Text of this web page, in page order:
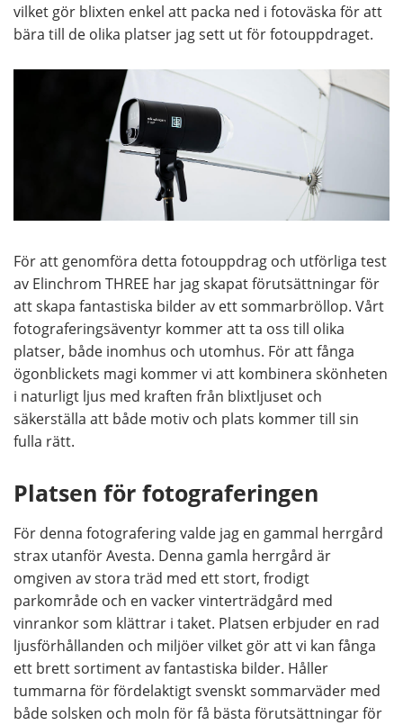
vilket gör blixten enkel att packa ned i fotoväska för att
bära till de olika platser jag sett ut för fotouppdraget.
För att genomföra detta fotouppdrag och utförliga test
av Elinchrom THREE har jag skapat förutsättningar för
att skapa fantastiska bilder av ett sommarbröllop. Vårt
fotograferingsäventyr kommer att ta oss till olika
platser, både inomhus och utomhus. För att fånga
ögonblickets magi kommer vi att kombinera skönheten
i naturligt ljus med kraften från blixtljuset och
säkerställa att både motiv och plats kommer till sin
fulla rätt.
Platsen för fotograferingen
För denna fotografering valde jag en gammal herrgård
strax utanför Avesta. Denna gamla herrgård är
omgiven av stora träd med ett stort, frodigt
parkområde och en vacker vinterträdgård med
vinrankor som klättrar i taket. Platsen erbjuder en rad
ljusförhållanden och miljöer vilket gör att vi kan fånga
ett brett sortiment av fantastiska bilder. Håller
tummarna för fördelaktigt svenskt sommarväder med
både solsken och moln för få bästa förutsättningar för